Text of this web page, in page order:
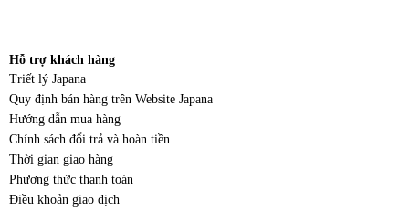
Hỗ trợ khách hàng
Triết lý Japana
Quy định bán hàng trên Website Japana
Hướng dẫn mua hàng
Chính sách đổi trả và hoàn tiền
Thời gian giao hàng
Phương thức thanh toán
Điều khoản giao dịch